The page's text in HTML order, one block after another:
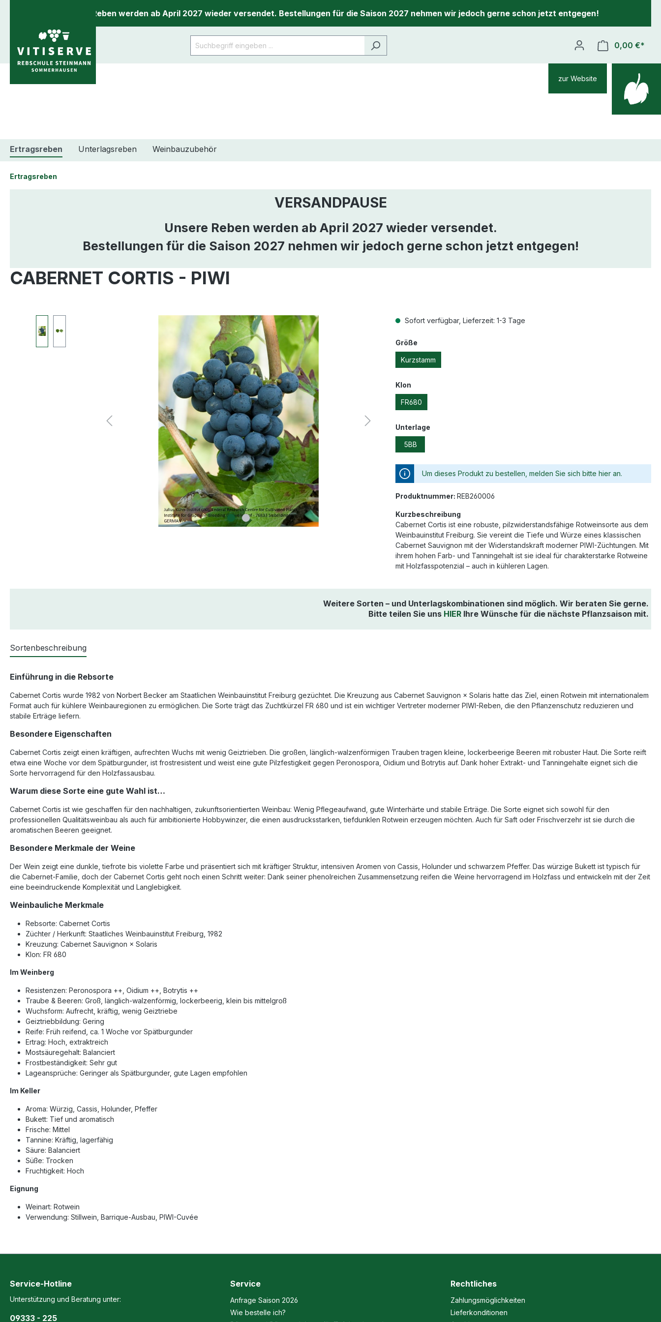
Unsere Reben werden ab April 2027 wieder versendet. Bestellungen für die Saison 2027 nehmen wir jedoch gerne schon jetzt entgegen!
0,00 €*
zur Website
Ertragsreben Unterlagsreben Weinbauzubehör
Ertragsreben
VERSANDPAUSE
Unsere Reben werden ab April 2027 wieder versendet.
Bestellungen für die Saison 2027 nehmen wir jedoch gerne schon jetzt entgegen!
CABERNET CORTIS - PIWI
Sofort verfügbar, Lieferzeit: 1-3 Tage
Größe
Kurzstamm
Klon
FR680
Unterlage
5BB
Um dieses Produkt zu bestellen, melden Sie sich bitte hier an.
Produktnummer: REB260006
Kurzbeschreibung
Cabernet Cortis ist eine robuste, pilzwiderstandsfähige Rotweinsorte aus dem
Weinbauinstitut Freiburg. Sie vereint die Tiefe und Würze eines klassischen
Cabernet Sauvignon mit der Widerstandskraft moderner PIWI-Züchtungen. Mit
ihrem hohen Farb- und Tanningehalt ist sie ideal für charakterstarke Rotweine
mit Holzfasspotenzial – auch in kühleren Lagen.
Weitere Sorten – und Unterlagskombinationen sind möglich. Wir beraten Sie gerne.
Bitte teilen Sie uns HIER Ihre Wünsche für die nächste Pflanzsaison mit.
Sortenbeschreibung
Einführung in die Rebsorte
Cabernet Cortis wurde 1982 von Norbert Becker am Staatlichen Weinbauinstitut Freiburg gezüchtet. Die Kreuzung aus Cabernet Sauvignon × Solaris hatte das Ziel, einen Rotwein mit internationalem
Format auch für kühlere Weinbauregionen zu ermöglichen. Die Sorte trägt das Zuchtkürzel FR 680 und ist ein wichtiger Vertreter moderner PIWI-Reben, die den Pflanzenschutz reduzieren und
stabile Erträge liefern.
Besondere Eigenschaften
Cabernet Cortis zeigt einen kräftigen, aufrechten Wuchs mit wenig Geiztrieben. Die großen, länglich-walzenförmigen Trauben tragen kleine, lockerbeerige Beeren mit robuster Haut. Die Sorte reift
etwa eine Woche vor dem Spätburgunder, ist frostresistent und weist eine gute Pilzfestigkeit gegen Peronospora, Oidium und Botrytis auf. Dank hoher Extrakt- und Tanningehalte eignet sich die
Sorte hervorragend für den Holzfassausbau.
Warum diese Sorte eine gute Wahl ist…
Cabernet Cortis ist wie geschaffen für den nachhaltigen, zukunftsorientierten Weinbau: Wenig Pflegeaufwand, gute Winterhärte und stabile Erträge. Die Sorte eignet sich sowohl für den
professionellen Qualitätsweinbau als auch für ambitionierte Hobbywinzer, die einen ausdrucksstarken, tiefdunklen Rotwein erzeugen möchten. Auch für Saft oder Frischverzehr ist sie durch die
aromatischen Beeren geeignet.
Besondere Merkmale der Weine
Der Wein zeigt eine dunkle, tiefrote bis violette Farbe und präsentiert sich mit kräftiger Struktur, intensiven Aromen von Cassis, Holunder und schwarzem Pfeffer. Das würzige Bukett ist typisch für
die Cabernet-Familie, doch der Cabernet Cortis geht noch einen Schritt weiter: Dank seiner phenolreichen Zusammensetzung reifen die Weine hervorragend im Holzfass und entwickeln mit der Zeit
eine beeindruckende Komplexität und Langlebigkeit.
Weinbauliche Merkmale
Rebsorte: Cabernet Cortis
Züchter / Herkunft: Staatliches Weinbauinstitut Freiburg, 1982
Kreuzung: Cabernet Sauvignon × Solaris
Klon: FR 680
Im Weinberg
Resistenzen: Peronospora ++, Oidium ++, Botrytis ++
Traube & Beeren: Groß, länglich-walzenförmig, lockerbeerig, klein bis mittelgroß
Wuchsform: Aufrecht, kräftig, wenig Geiztriebe
Geiztriebbildung: Gering
Reife: Früh reifend, ca. 1 Woche vor Spätburgunder
Ertrag: Hoch, extraktreich
Mostsäuregehalt: Balanciert
Frostbeständigkeit: Sehr gut
Lageansprüche: Geringer als Spätburgunder, gute Lagen empfohlen
Im Keller
Aroma: Würzig, Cassis, Holunder, Pfeffer
Bukett: Tief und aromatisch
Frische: Mittel
Tannine: Kräftig, lagerfähig
Säure: Balanciert
Süße: Trocken
Fruchtigkeit: Hoch
Eignung
Weinart: Rotwein
Verwendung: Stillwein, Barrique-Ausbau, PIWI-Cuvée
Service-Hotline
Unterstützung und Beratung unter:
09333 - 225
Service
Anfrage Saison 2026
Wie bestelle ich?
Rechtliches
Zahlungsmöglichkeiten
Lieferkonditionen